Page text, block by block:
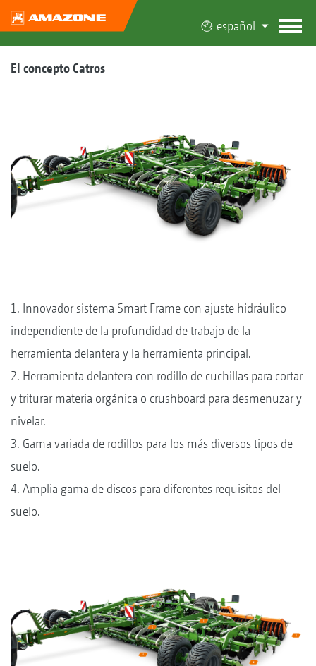
español
El concepto Catros
1. Innovador sistema Smart Frame con ajuste hidráulico
independiente de la profundidad de trabajo de la
herramienta delantera y la herramienta principal.
2. Herramienta delantera con rodillo de cuchillas para cortar
y triturar materia orgánica o crushboard para desmenuzar y
nivelar.
3. Gama variada de rodillos para los más diversos tipos de
suelo.
4. Amplia gama de discos para diferentes requisitos del
suelo.